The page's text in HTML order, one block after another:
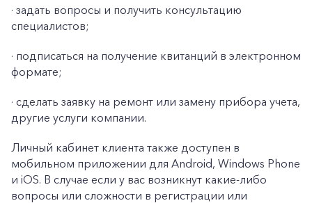
· задать вопросы и получить консультацию
специалистов;
· подписаться на получение квитанций в электронном
формате;
· сделать заявку на ремонт или замену прибора учета,
другие услуги компании.
Личный кабинет клиента также доступен в
мобильном приложении для Android, Windows Phone
и iOS. В случае если у вас возникнут какие-либо
вопросы или сложности в регистрации или